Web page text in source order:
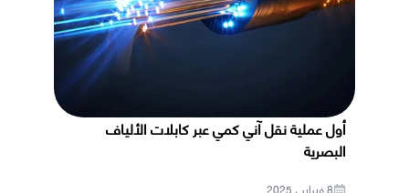
أول عملية نقل آني كمي عبر كابلات الألياف
البصرية